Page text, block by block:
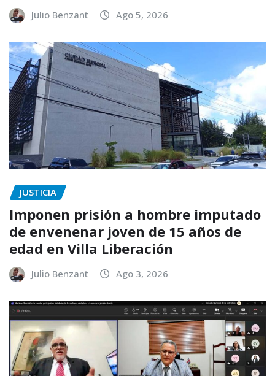
Julio Benzant Ago 5, 2026
JUSTICIA
Imponen prisión a hombre imputado
de envenenar joven de 15 años de
edad en Villa Liberación
Julio Benzant Ago 3, 2026